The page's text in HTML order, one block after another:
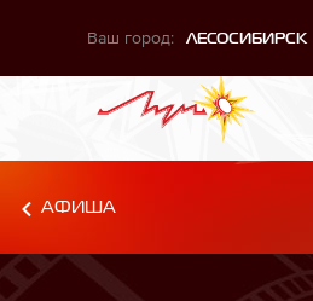
Ваш город: ЛЕСОСИБИРСК
АФИША